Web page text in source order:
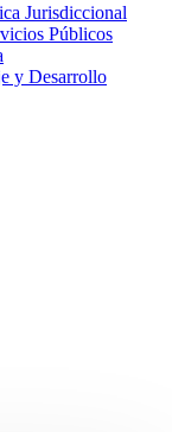
Jurisdiccional
Públicos
y Desarrollo